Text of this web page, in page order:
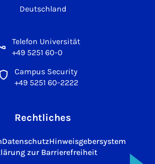
Deutschland
Telefon Universität
+49 5251 60-0
Campus Security
+49 5251 60-2222
Rechtliches
DatenschutzHinweisgebersystem
zur Barrierefreiheit